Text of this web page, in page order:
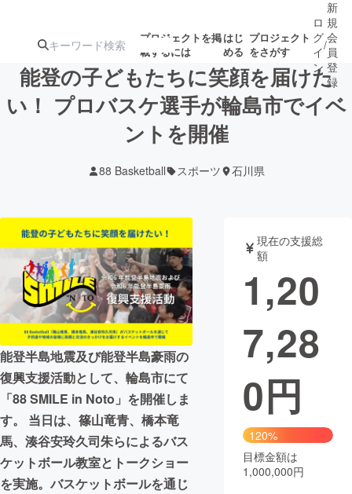
プロジェクトを掲
載するには
はじ
める
プロジェクト
をさがす
注目の新着プロ 募集終了が近いプ
テクノロジー・ガジェット
映像・映画 書籍・雑誌
ビジネス・起業 チャレンジ
まちづくり・地域活性化
CAMPFIRE for Social Good
CAMPFIRE Creation
CAMPFIREふるさと納税
コミュニティ
ロ
グ
イ
ン
/
新
規
会
員
登
録
能登の子どもたちに笑顔を届けた
い！ プロバスケ選手が輪島市でイベ
ントを開催
88 Basketball スポーツ 石川県
能登半島地震及び能登半島豪雨の
復興支援活動として、輪島市にて
「88 SMILE in Noto」を開催しま
す。 当日は、篠山竜青、橋本竜
馬、湊谷安玲久司朱らによるバス
ケットボール教室とトークショー
を実施。バスケットボールを通じ
現在の支援総
額
1,20
7,28
0円
120%
目標金額は
1,000,000円